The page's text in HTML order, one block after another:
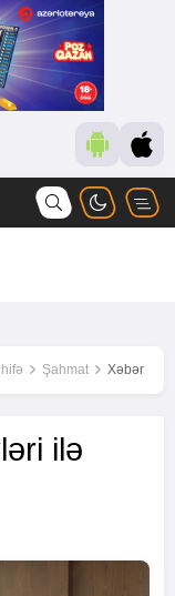
Şahmat Xəbər
ilə